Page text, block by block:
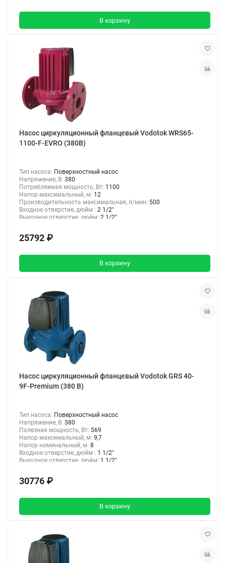
В корзину
Насос циркуляционный фланцевый Vodotok WRS65-
1100-F-EVRO (380В)
Тип насоса: Поверхностный насос
Напряжение, В: 380
Потребляемая мощность, Вт: 1100
Напор максимальный, м: 12
Производительность максимальная, л/мин: 500
Входное отверстие, дюйм : 2 1/2"
Выходное отверстие, дюйм: 2 1/2"
25792 ₽
В корзину
Насос циркуляционный фланцевый Vodotok GRS 40-
9F-Premium (380 В)
Тип насоса: Поверхностный насос
Напряжение, В: 380
Полезная мощность, Вт: 569
Напор максимальный, м: 9,7
Напор номинальный, м: 8
Входное отверстие, дюйм : 1 1/2"
Выходное отверстие, дюйм: 1 1/2"
30776 ₽
В корзину